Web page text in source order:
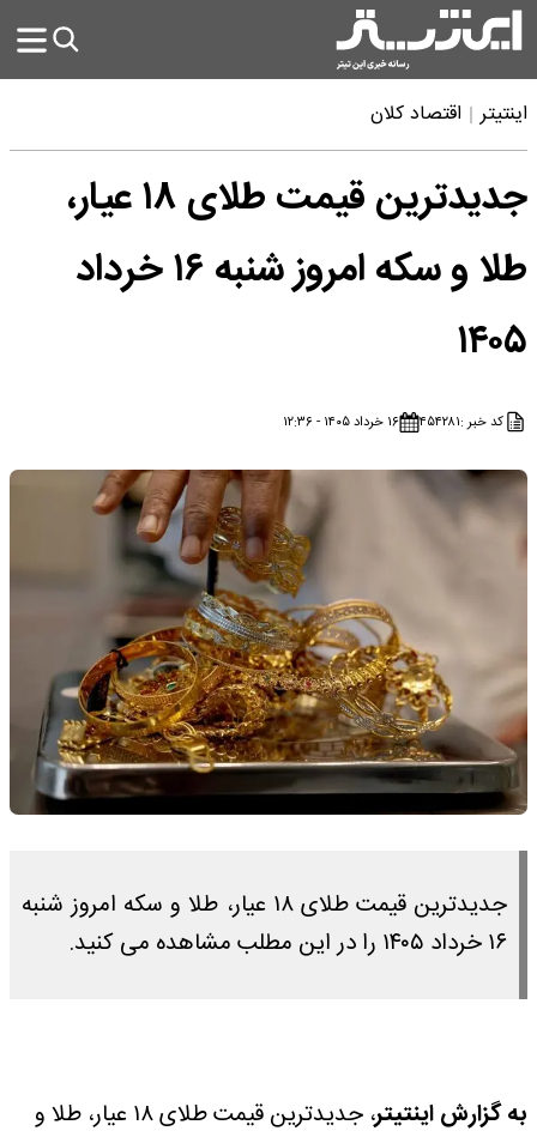
اینتیتر اقتصاد کلان
جدیدترین قیمت طلای ۱۸ عیار،
طلا و سکه امروز شنبه ۱۶ خرداد
۱۴۰۵
کد خبر :۴۵۴۲۸۱ ۱۶ خرداد ۱۴۰۵ - ۱۲:۳۶
جدیدترین قیمت طلای ۱۸ عیار، طلا و سکه امروز شنبه
۱۶ خرداد ۱۴۰۵ را در این مطلب مشاهده می کنید.
به گزارش اینتیتر
، جدیدترین قیمت طلای ۱۸ عیار، طلا و